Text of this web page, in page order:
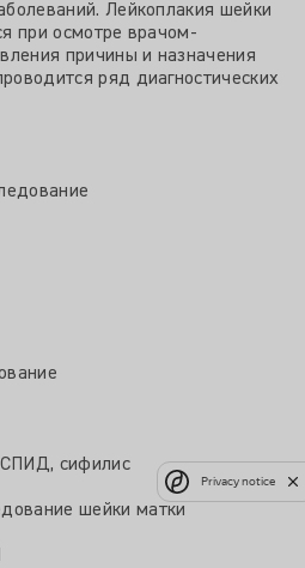
Лейкоплакия шейки
при осмотре врачом-
причины и назначения
ряд диагностических
СПИД, сифилис
шейки матки
Privacy notice